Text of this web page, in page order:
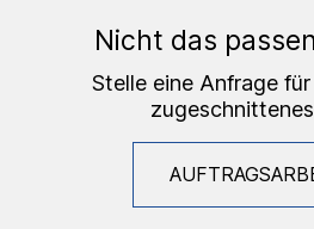
Nicht das
Stelle eine Anfrage